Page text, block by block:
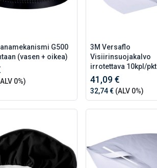
G500
(vasen + oikea)
0%)
3M Versaflo
Visiirinsuojakalvo
irrotettava 10kpl/pkt
41,09 €
32,74 €(ALV 0%)